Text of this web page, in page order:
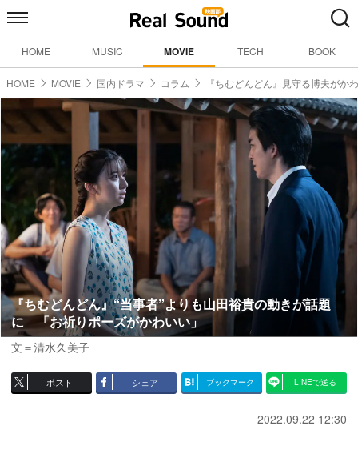
HOME MUSIC MOVIE TECH BOOK
HOME MOVIE 国内ドラマ コラム 『ちむどんどん』見守る博夫がか
『ちむどんどん』“当事者”よりも山田裕貴の動きが話題
に 「お祈りポーズがかわいい」
文＝清水久美子
ポスト シェア ブックマーク LINEで送る
2022.09.22 12:30